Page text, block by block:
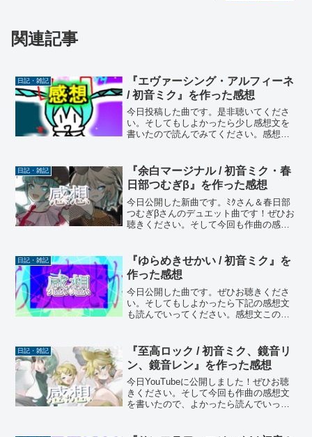
関連記事
日記・雑記
『エヴァーシング・アルフィーネ
/ 初音ミク』を作った感想
今日投稿した曲です。是非聴いてくださ
い。そしてもしよかったら少し感想文を
書いたので読んでみてください。感想文
うスマホゲームの運営が開催している
「一緒に作ろう！第１...
日記・雑記
『余白マージナル / 初音ミク・春
日部つむぎβ』を作った感想
今日公開した新曲です。ﾐｸさん＆春日部
つむぎβさんのデュエット曲です！ぜひお
聴きください。そして今回も作曲の感想
31日に一度クローズする前に、春日部つ
むぎβさ...
日記・雑記
『ゆらめきせかい / 初音ミク』を
作った感想
今日公開した曲です。ぜひお聴きくださ
い。そしてもしよかったら下記の感想文
も読んでいってください。感想文この世
行を押さえながらメロディを弾いてみた
ら、想像以上に良い旋...
日記・雑記
『至高ロック / 初音ミク、鏡音リ
ン、鏡音レン』を作った感想
今日YouTubeに公開しました！ぜひお聴
きください。そして今回も作曲の感想文
を書いたので、よかったら読んでいって